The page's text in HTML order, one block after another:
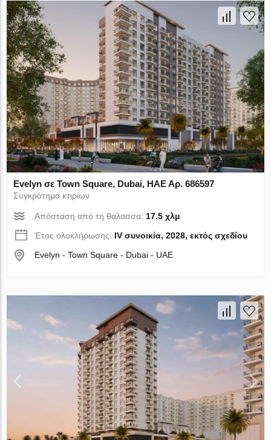
Evelyn σε Town Square, Dubai, ΗΑΕ Αρ. 686597
Συγκρότημα κτιρίων
Απόσταση από τη θάλασσα: 17.5 χλμ
Έτος ολοκλήρωσης: IV συνοικία, 2028, εκτός σχεδίου
Evelyn - Town Square - Dubai - UAE